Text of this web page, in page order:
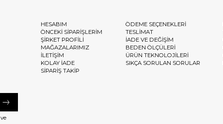
ve
HESABIM
ÖNCEKİ SİPARİŞLERİM
ŞİRKET PROFİLİ
MAĞAZALARIMIZ
İLETİŞİM
KOLAY İADE
SİPARİŞ TAKİP
ÖDEME SEÇENEKLERİ
TESLİMAT
İADE VE DEĞİŞİM
BEDEN ÖLÇÜLERİ
ÜRÜN TEKNOLOJİLERİ
SIKÇA SORULAN SORULAR